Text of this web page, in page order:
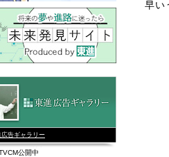
早い
広告ギャラリー
公開中